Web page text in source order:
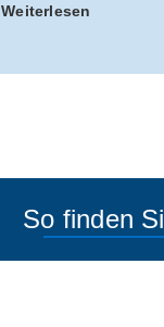
Weiterlesen
So finden